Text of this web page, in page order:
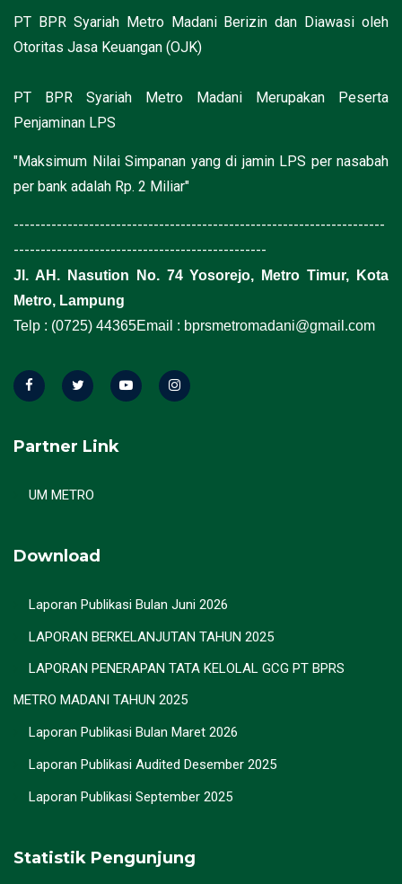
PT BPR Syariah Metro Madani Berizin dan Diawasi oleh
Otoritas Jasa Keuangan (OJK)
PT BPR Syariah Metro Madani Merupakan Peserta
Penjaminan LPS
"Maksimum Nilai Simpanan yang di jamin LPS per nasabah
per bank adalah Rp. 2 Miliar"
---------------------------------------------------------------------
-----------------------------------------------
Jl. AH. Nasution No. 74 Yosorejo, Metro Timur, Kota
Metro, Lampung
Telp : (0725) 44365Email : bprsmetromadani@gmail.com
Partner Link
UM METRO
Download
Laporan Publikasi Bulan Juni 2026
LAPORAN BERKELANJUTAN TAHUN 2025
LAPORAN PENERAPAN TATA KELOLAL GCG PT BPRS
METRO MADANI TAHUN 2025
Laporan Publikasi Bulan Maret 2026
Laporan Publikasi Audited Desember 2025
Laporan Publikasi September 2025
Statistik Pengunjung